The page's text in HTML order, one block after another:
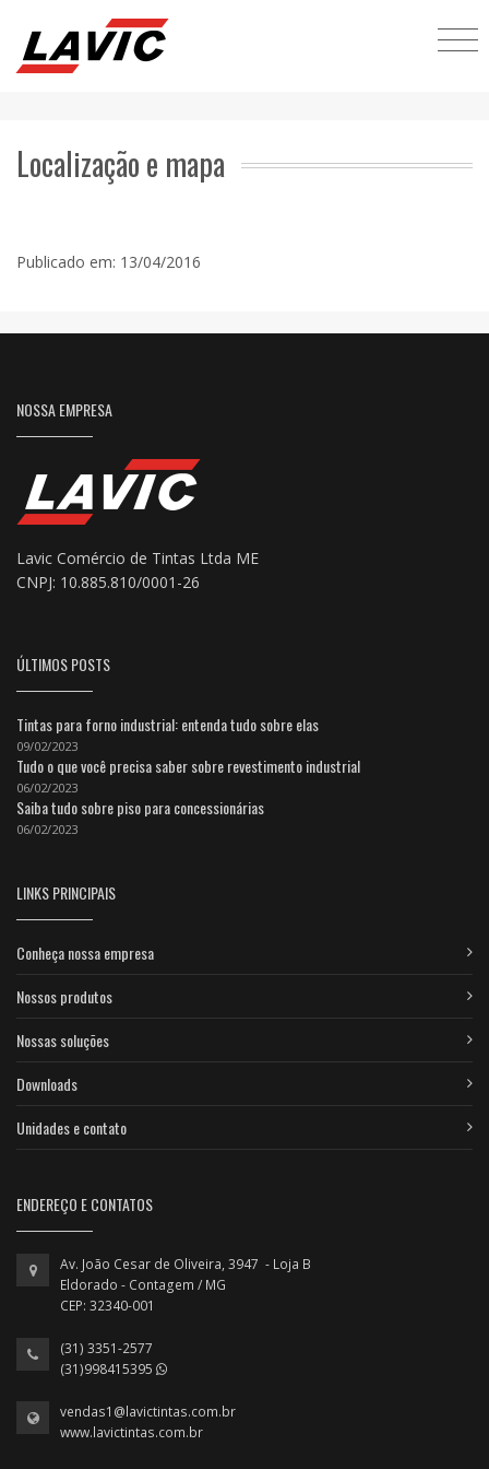
Localização e mapa
Publicado em: 13/04/2016
NOSSA EMPRESA
Lavic Comércio de Tintas Ltda ME
CNPJ: 10.885.810/0001-26
ÚLTIMOS POSTS
Tintas para forno industrial: entenda tudo sobre elas
09/02/2023
Tudo o que você precisa saber sobre revestimento industrial
06/02/2023
Saiba tudo sobre piso para concessionárias
06/02/2023
LINKS PRINCIPAIS
Conheça nossa empresa
Nossos produtos
Nossas soluções
Downloads
Unidades e contato
ENDEREÇO E CONTATOS
Av. João Cesar de Oliveira, 3947 - Loja B
Eldorado - Contagem / MG
CEP: 32340-001
(31) 3351-2577
(31)998415395
vendas1@lavictintas.com.br
www.lavictintas.com.br